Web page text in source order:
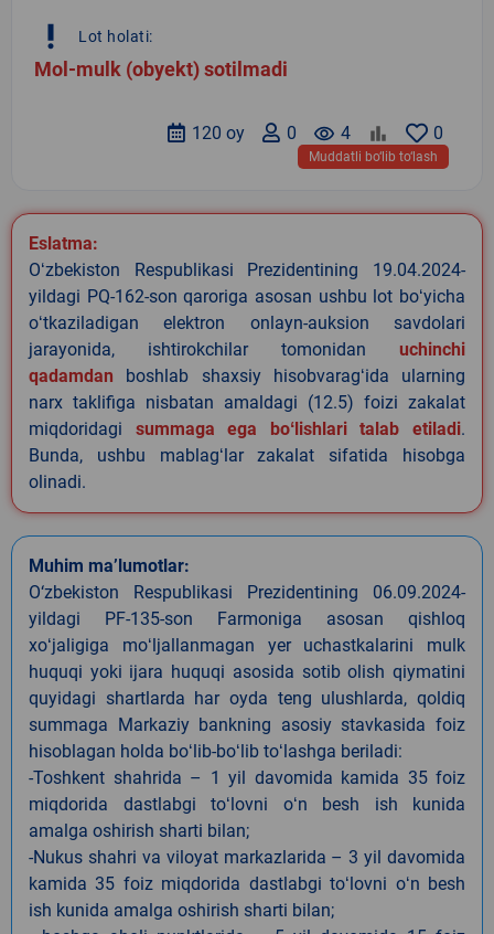
priority_high Lot holati:
Mol-mulk (obyekt) sotilmadi
0
remove_red_eye 4
0
120 oy
Muddatli bo‘lib to‘lash
Eslatma:
Oʻzbekiston Respublikasi Prezidentining 19.04.2024-
yildagi PQ-162-son qaroriga asosan ushbu lot boʻyicha
oʻtkaziladigan elektron onlayn-auksion savdolari
jarayonida, ishtirokchilar tomonidan uchinchi
qadamdan boshlab shaxsiy hisobvaragʻida ularning
narx taklifiga nisbatan amaldagi (12.5) foizi zakalat
miqdoridagi summaga ega boʻlishlari talab etiladi.
Bunda, ushbu mablagʻlar zakalat sifatida hisobga
olinadi.
Muhim ma’lumotlar:
O‘zbekiston Respublikasi Prezidentining 06.09.2024-
yildagi PF-135-son Farmoniga asosan qishloq
xoʻjaligiga moʻljallanmagan yer uchastkalarini mulk
huquqi yoki ijara huquqi asosida sotib olish qiymatini
quyidagi shartlarda har oyda teng ulushlarda, qoldiq
summaga Markaziy bankning asosiy stavkasida foiz
hisoblagan holda boʻlib-boʻlib toʻlashga beriladi:
-Toshkent shahrida – 1 yil davomida kamida 35 foiz
miqdorida dastlabgi toʻlovni oʻn besh ish kunida
amalga oshirish sharti bilan;
-Nukus shahri va viloyat markazlarida – 3 yil davomida
kamida 35 foiz miqdorida dastlabgi toʻlovni oʻn besh
ish kunida amalga oshirish sharti bilan;